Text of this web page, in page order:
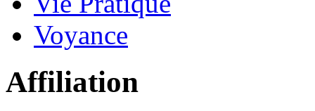
Voyance
Affiliation